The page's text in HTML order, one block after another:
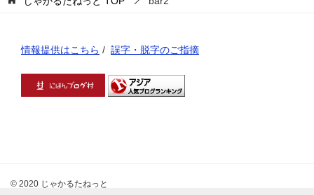
情報提供はこちら / 誤字・脱字のご指摘
© 2020 じゃかるたねっと